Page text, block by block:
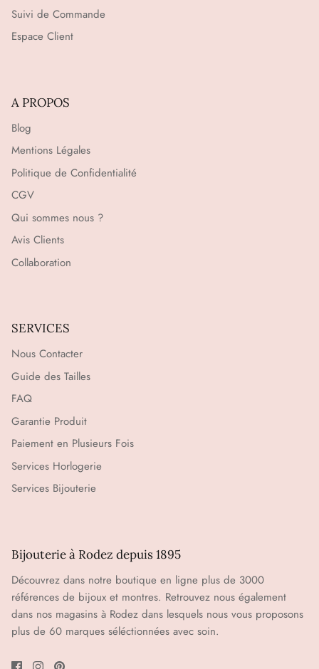
Suivi de Commande
Espace Client
A PROPOS
Blog
Mentions Légales
Politique de Confidentialité
CGV
Qui sommes nous ?
Avis Clients
Collaboration
SERVICES
Nous Contacter
Guide des Tailles
FAQ
Garantie Produit
Paiement en Plusieurs Fois
Services Horlogerie
Services Bijouterie
Bijouterie à Rodez depuis 1895
Découvrez dans notre boutique en ligne plus de 3000
références de bijoux et montres. Retrouvez nous également
dans nos magasins à Rodez dans lesquels nous vous proposons
plus de 60 marques séléctionnées avec soin.